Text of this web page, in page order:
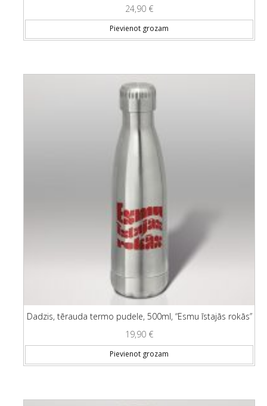
24,90 €
Pievienot grozam
Dadzis, tērauda termo pudele, 500ml, “Esmu īstajās rokās”
19,90 €
Pievienot grozam